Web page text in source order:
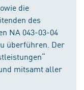
die
des
NA 043-03-04
überführen. Der
mitsamt aller